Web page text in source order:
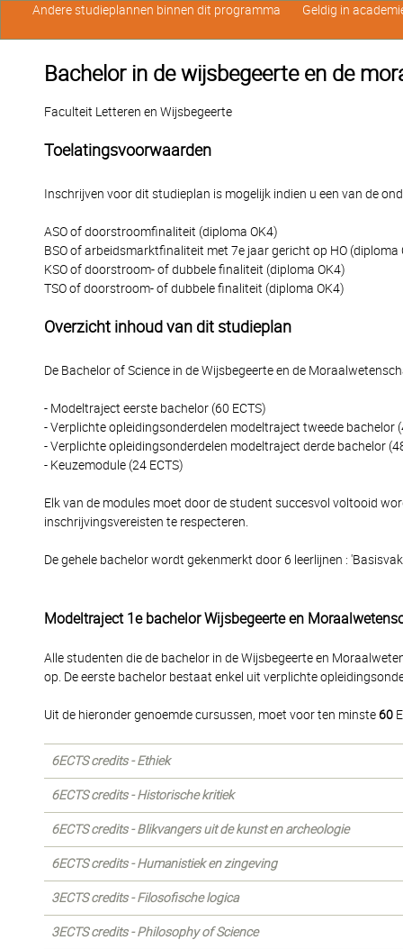
Bachelor in de wijsbegeerte en de
Faculteit Letteren en Wijsbegeerte
Toelatingsvoorwaarden
Inschrijven voor dit studieplan is mogelijk indien u een van de
ASO of doorstroomfinaliteit (diploma OK4)
BSO of arbeidsmarktfinaliteit met 7e jaar gericht op HO (diploma
KSO of doorstroom- of dubbele finaliteit (diploma OK4)
TSO of doorstroom- of dubbele finaliteit (diploma OK4)
Overzicht inhoud van dit studieplan
De Bachelor of Science in de Wijsbegeerte en de
- Modeltraject eerste bachelor (60 ECTS)
- Verplichte opleidingsonderdelen modeltraject tweede bachelor
- Verplichte opleidingsonderdelen modeltraject derde bachelor
- Keuzemodule (24 ECTS)
Elk van de modules moet door de student succesvol voltooid
inschrijvingsvereisten te respecteren.
De gehele bachelor wordt gekenmerkt door 6 leerlijnen :
Modeltraject 1e bachelor Wijsbegeerte en
Alle studenten die de bachelor in de Wijsbegeerte en
op. De eerste bachelor bestaat enkel uit verplichte
Uit de hieronder genoemde cursussen, moet voor ten minste60
6ECTS credits - Ethiek
6ECTS credits - Historische kritiek
6ECTS credits - Blikvangers uit de kunst en archeologie
6ECTS credits - Humanistiek en zingeving
3ECTS credits - Filosofische logica
3ECTS credits - Philosophy of Science
Andere studieplannen binnen dit programma Geldig in